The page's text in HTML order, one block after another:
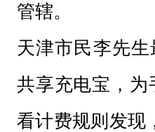
管辖。
天津市民李先
共享充电宝，为
看计费规则发现